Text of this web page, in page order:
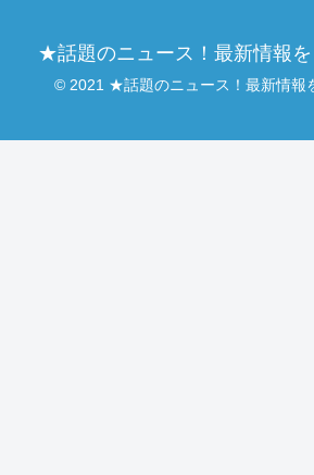
★話題のニュース！最新情報を
© 2021 ★話題のニュース！最新情報